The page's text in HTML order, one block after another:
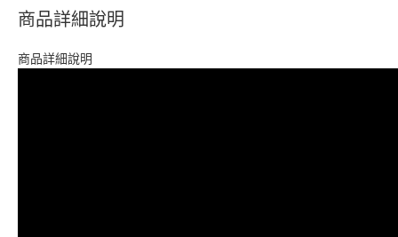
商品詳細說明
商品詳細說明